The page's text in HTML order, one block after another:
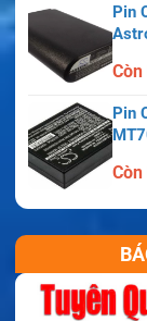
Pin
Pin